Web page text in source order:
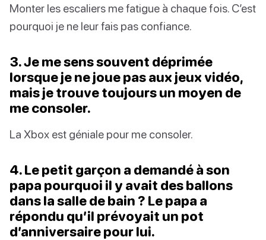
Monter les escaliers me fatigue à chaque fois. C’est
pourquoi je ne leur fais pas confiance.
3. Je me sens souvent déprimée
lorsque je ne joue pas aux jeux vidéo,
mais je trouve toujours un moyen de
me consoler.
La Xbox est géniale pour me consoler.
4. Le petit garçon a demandé à son
papa pourquoi il y avait des ballons
dans la salle de bain ? Le papa a
répondu qu’il prévoyait un pot
d’anniversaire pour lui.